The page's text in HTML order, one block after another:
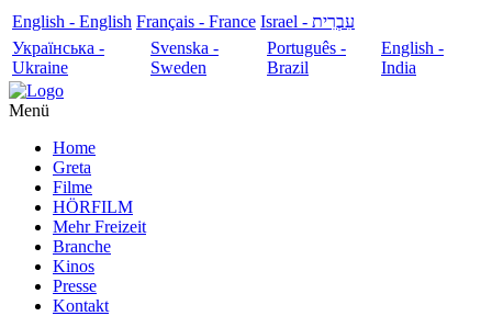
English - English Français - France
עִבְרִית - Israel
Українська -
Ukraine
Svenska -
Sweden
Português -
Brazil
English -
India
Menü
Home
Greta
Filme
HÖRFILM
Mehr Freizeit
Branche
Kinos
Presse
Kontakt